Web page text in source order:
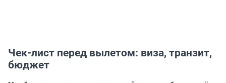
Чек-лист перед вылетом: виза, транзит,
бюджет